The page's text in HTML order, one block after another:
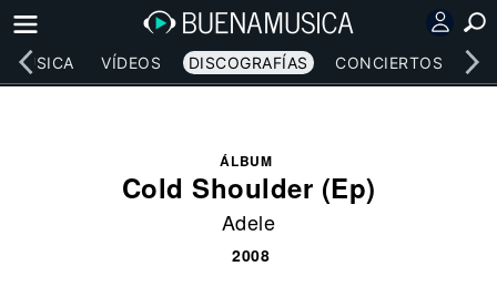
MÚSICA VÍDEOS DISCOGRAFÍAS CONCIERTOS
ÁLBUM
Cold Shoulder (Ep)
Adele
2008